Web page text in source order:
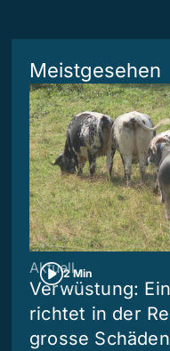
Meistgesehen
2 Min
Aktuell
Verwüstung:
richtet in der
grosse